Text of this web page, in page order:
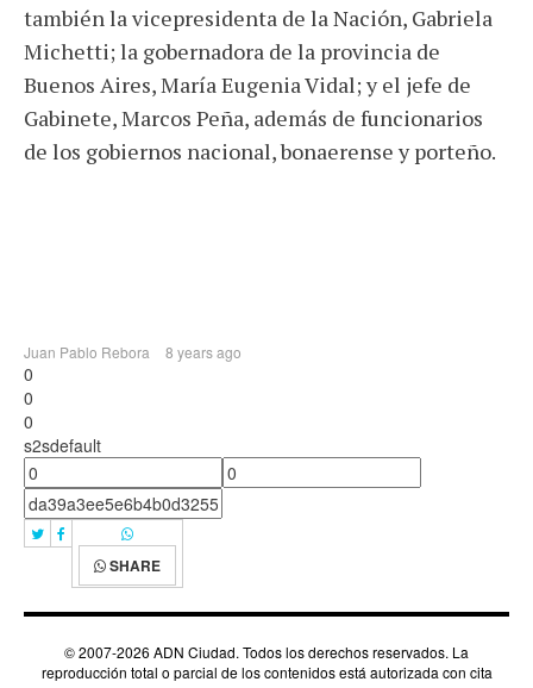
también la vicepresidenta de la Nación, Gabriela
Michetti; la gobernadora de la provincia de
Buenos Aires, María Eugenia Vidal; y el jefe de
Gabinete, Marcos Peña, además de funcionarios
de los gobiernos nacional, bonaerense y porteño.
Juan Pablo Rebora 8 years ago
0
0
0
s2sdefault
SHARE
© 2007-2026 ADN Ciudad. Todos los derechos reservados. La
reproducción total o parcial de los contenidos está autorizada con cita